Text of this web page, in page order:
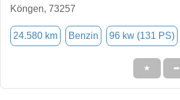
Köngen, 73257
24.580 km Benzin 96 kw (131 PS)
★ ➦